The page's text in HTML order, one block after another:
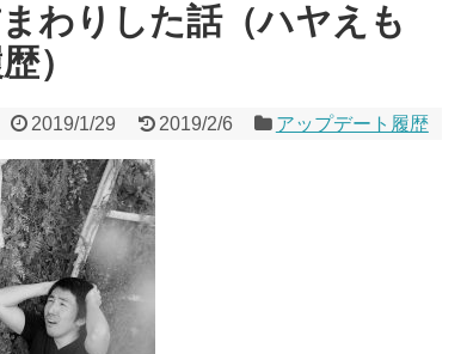
わりした話（ハヤえも
）
2019/1/29 2019/2/6 アップデート履歴